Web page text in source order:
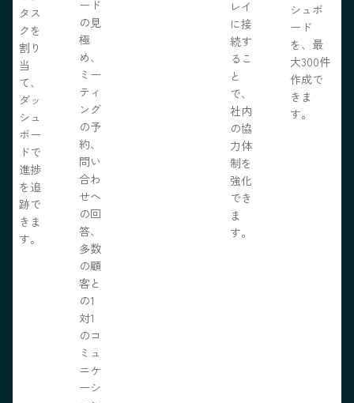
タス
クを
割り
当
て、
ダッ
シュ
ボー
ドで
進捗
を追
跡で
きま
す。
ード
の見
極
め、
ミー
ティ
ング
の予
約、
問い
合わ
せへ
の回
答、
多数
の顧
客と
の1
対1
のコ
ミュ
ニケ
ーシ
レイ
に接
続す
るこ
と
で、
社内
の協
力体
制を
強化
でき
ま
す。
シュボ
ード
を、最
大300件
作成で
きま
す。